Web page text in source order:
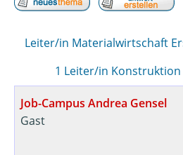
Leiter/in Materialwirtschaft
1 Leiter/in Konstruktion
Job-Campus Andrea Gensel
Gast